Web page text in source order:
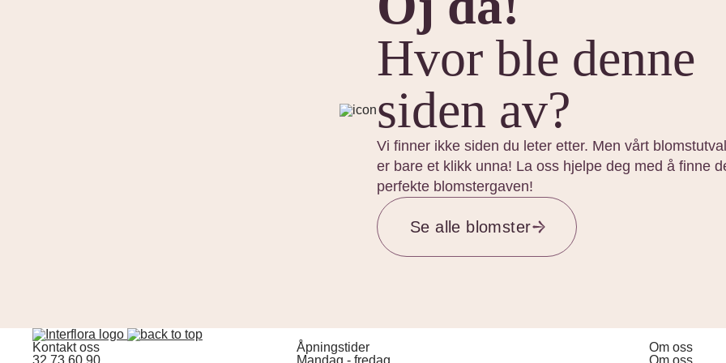
Hvor ble denne
siden av?
Vi finner ikke siden du leter etter. Men vårt
er bare et klikk unna! La oss hjelpe deg med å finne
perfekte blomstergaven!
Se alle blomster
Kontakt oss
32 73 60 90
Åpningstider
Mandag - fredag
Om oss
Om oss